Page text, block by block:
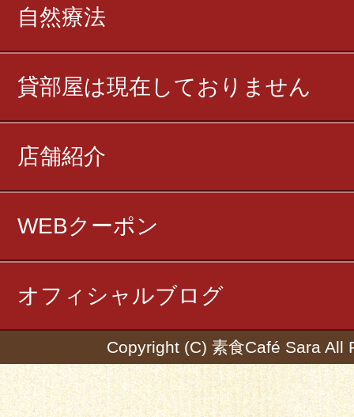
自然療法
貸部屋は現在しておりません
店舗紹介
WEBクーポン
オフィシャルブログ
Copyright (C) 素食Café Sara All